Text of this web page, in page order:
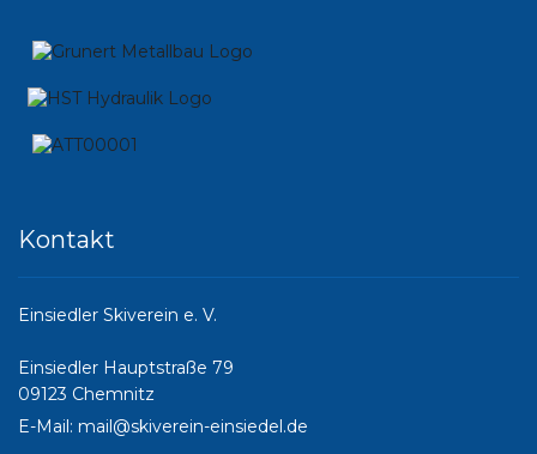
Kontakt
Einsiedler Skiverein e. V.
Einsiedler Hauptstraße 79
09123 Chemnitz
E-Mail: mail@skiverein-einsiedel.de